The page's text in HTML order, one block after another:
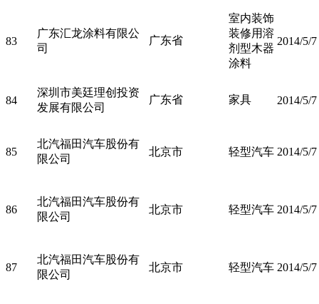
83
广东汇龙涂料有限公
司
广东省
室内装饰
装修用溶
剂型木器
涂料
2014/5/7
84
深圳市美廷理创投资
发展有限公司
广东省 家具 2014/5/7
85
北汽福田汽车股份有
限公司
北京市 轻型汽车 2014/5/7
86
北汽福田汽车股份有
限公司
北京市 轻型汽车 2014/5/7
87
北汽福田汽车股份有
限公司
北京市 轻型汽车 2014/5/7